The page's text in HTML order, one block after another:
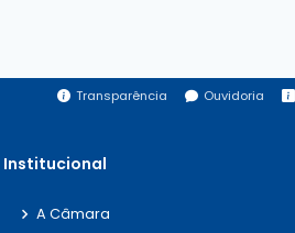
Transparência Ouvidoria
Institucional
A Câmara